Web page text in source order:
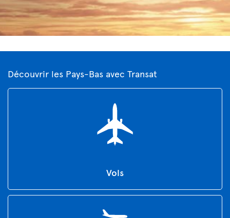
Découvrir les Pays-Bas avec Transat
Vols